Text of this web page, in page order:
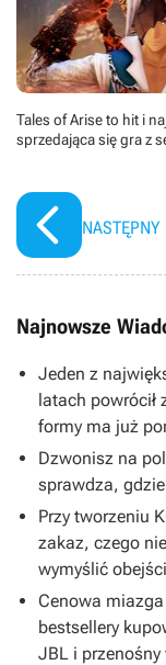
Tales of Arise to hit i
sprzedająca się gra z
NASTĘPNY
Najnowsze
Jeden z
latach powrócił
formy ma już
Dzwonisz na
sprawdza,
Przy tworzeniu
zakaz, czego
wymyślić
Cenowa
bestsellery
JBL i